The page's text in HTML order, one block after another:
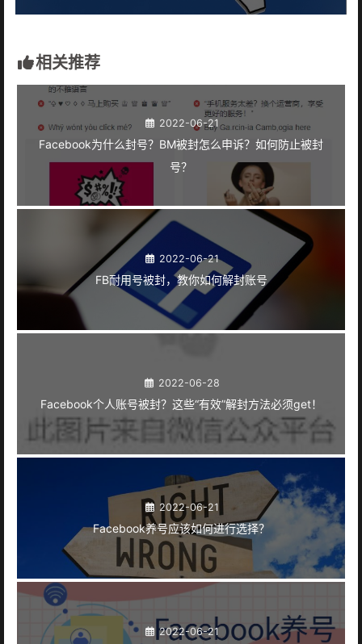
相关推荐
2022-06-21
Facebook为什么封号？BM被封怎么申诉？如何防止被封
号？
2022-06-21
FB耐用号被封，教你如何解封账号
2022-06-28
Facebook个人账号被封？这些“有效”解封方法必须get！
2022-06-21
Facebook养号应该如何进行选择？
2022-06-21